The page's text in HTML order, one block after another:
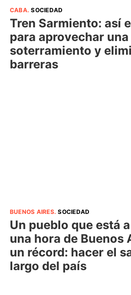
CABA.SOCIEDAD
Tren Sarmiento: así
para aprovechar
soterramiento y
barreras
BUENOS AIRES.SOCIEDAD
Un pueblo que está
una hora de Buenos
un récord: hacer el
largo del país